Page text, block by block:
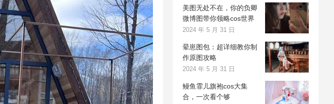
美图无处不在，你的负卿
微博图带你领略cos世界
2024 年 5 月 31 日
晕崽图包：超详细教你制
作原图攻略
2024 年 5 月 31 日
鳗鱼霏儿旗袍cos大集
合，一次看个够